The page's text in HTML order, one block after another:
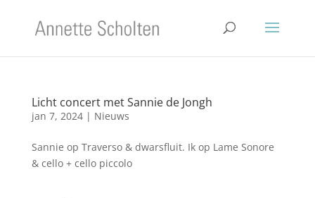
Licht concert met Sannie de Jongh
jan 7, 2024| Nieuws
Sannie op Traverso & dwarsfluit. Ik op Lame Sonore
& cello + cello piccolo